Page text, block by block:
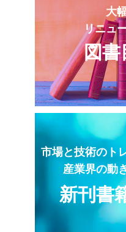
大
リニュ
図書
市場と技術のト
産業界の動
新刊書